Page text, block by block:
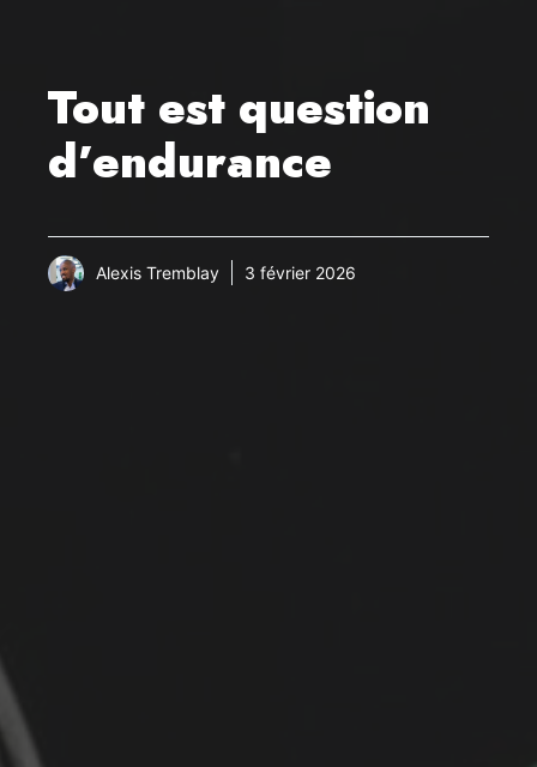
Tout est question
d’endurance
Alexis Tremblay 3 février 2026